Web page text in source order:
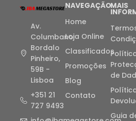
Av.
Columbano
Bordalo
Pinheiro,
59B -
Lisboa
+351 21
727 9493
NAVEGAÇÃO
Home
Loja Online
Classificados
Promoções
Blog
Contato
MAIS
de
Guia